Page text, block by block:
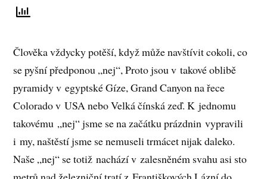
Člověka vždycky potěší, když může navštívit cokoli, co
se pyšní předponou „nej“, Proto jsou v takové oblibě
pyramidy v egyptské Gíze, Grand Canyon na řece
Colorado v USA nebo Velká čínská zeď. K jednomu
takovému „nej“ jsme se na začátku prázdnin vypravili
i my, naštěstí jsme se nemuseli trmácet nijak daleko.
Naše „nej“ se totiž nachází v zalesněném svahu asi sto